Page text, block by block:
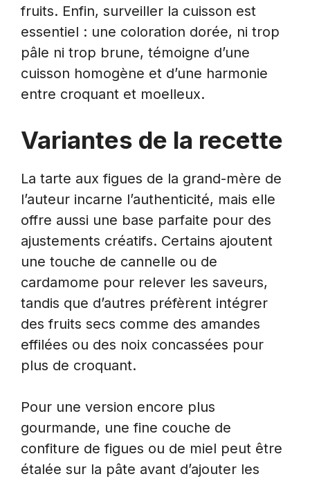
fruits. Enfin, surveiller la cuisson est
essentiel : une coloration dorée, ni trop
pâle ni trop brune, témoigne d’une
cuisson homogène et d’une harmonie
entre croquant et moelleux.
Variantes de la recette
La tarte aux figues de la grand-mère de
l’auteur incarne l’authenticité, mais elle
offre aussi une base parfaite pour des
ajustements créatifs. Certains ajoutent
une touche de cannelle ou de
cardamome pour relever les saveurs,
tandis que d’autres préfèrent intégrer
des fruits secs comme des amandes
effilées ou des noix concassées pour
plus de croquant.
Pour une version encore plus
gourmande, une fine couche de
confiture de figues ou de miel peut être
étalée sur la pâte avant d’ajouter les